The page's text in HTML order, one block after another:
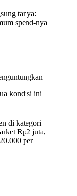
tanya:
spend-nya
kondisi ini
di kategori
Rp2 juta,
per